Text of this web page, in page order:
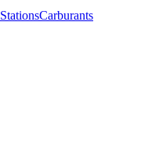
StationsCarburants